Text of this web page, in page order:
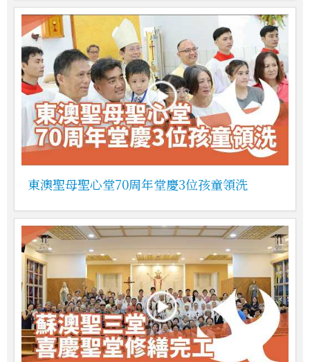
東澳聖母聖心堂70周年堂慶3位孩童領洗